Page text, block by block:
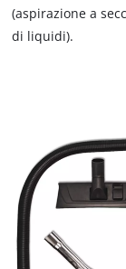
separatamente,
(aspirazione a
di liquidi).